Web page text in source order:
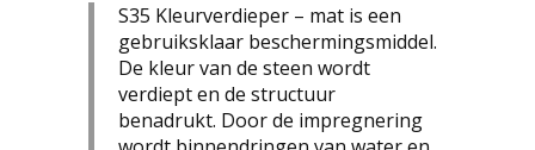
S35 Kleurverdieper – mat is een
gebruiksklaar beschermingsmiddel.
De kleur van de steen wordt
verdiept en de structuur
benadrukt. Door de impregnering